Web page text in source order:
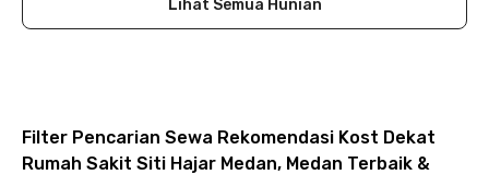
Lihat Semua Hunian
Filter Pencarian Sewa Rekomendasi Kost Dekat
Rumah Sakit Siti Hajar Medan, Medan Terbaik &